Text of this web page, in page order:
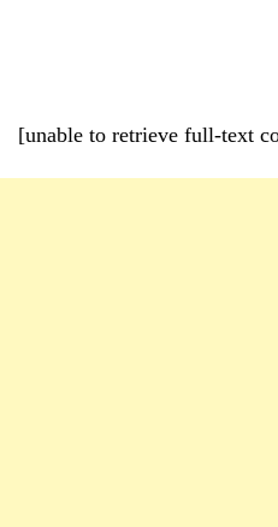
[unable to retrieve full-text